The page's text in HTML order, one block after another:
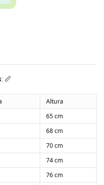
📏
Altura
65 cm
68 cm
70 cm
74 cm
76 cm